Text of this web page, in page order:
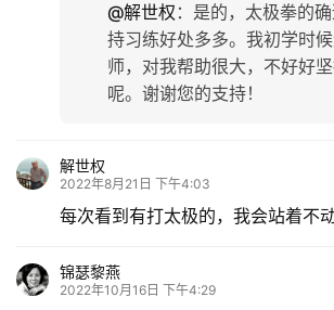
@解世权 ： 是的，太极拳的
持习练好处多多。我初学时
师，对我帮助很大，不好好
呢。谢谢您的支持！
解世权
2022年8月21日 下午4:03
每次看到有打太极的，我会站着不动
锦瑟黎燕
2022年10月16日 下午4:29